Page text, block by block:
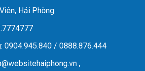
Hải Phòng
: 0904.945.840 / 0888.876.444
,